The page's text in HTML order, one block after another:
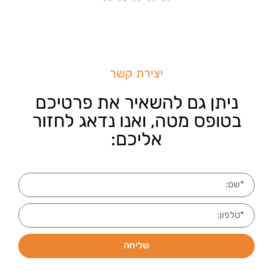
יצירת קשר
ניתן גם להשאיר את פרטיכם
בטופס מטה, ואנו נדאג לחזור
אליכם:
שליחה